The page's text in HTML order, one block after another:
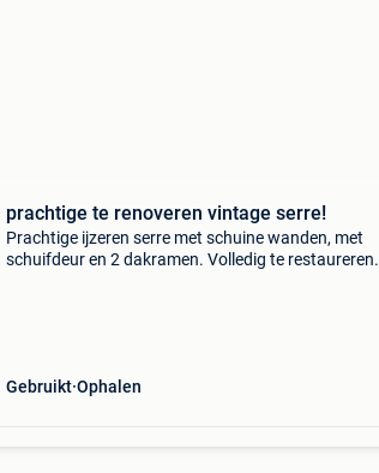
prachtige te renoveren vintage serre!
Prachtige ijzeren serre met schuine wanden, met
schuifdeur en 2 dakramen. Volledig te restaureren.
Gebruikt Ophalen